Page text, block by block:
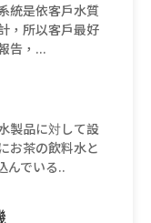
統是依客戶水質
，所以客戶最好
告，...
製品に対して設
お茶の飲料水と
んでいる..